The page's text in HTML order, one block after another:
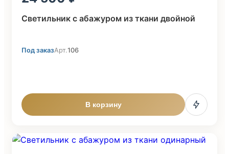
Светильник с абажуром из ткани двойной
Под заказАрт.106
В корзину